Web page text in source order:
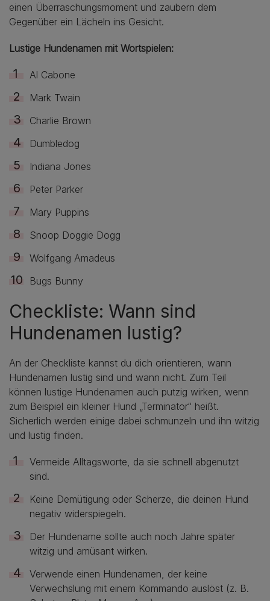
einen Überraschungsmoment und zaubern dem
Gegenüber ein Lächeln ins Gesicht.
Lustige Hundenamen mit Wortspielen:
Al Cabone
Mark Twain
Charlie Brown
Dumbledog
Indiana Jones
Peter Parker
Mary Puppins
Snoop Doggie Dogg
Wolfgang Amadeus
Bugs Bunny
Checkliste: Wann sind
Hundenamen lustig?
An der Checkliste kannst du dich orientieren, wann
Hundenamen lustig sind und wann nicht. Zum Teil
können lustige Hundenamen auch putzig wirken, wenn
zum Beispiel ein kleiner Hund „Terminator“ heißt.
Sicherlich werden einige dabei schmunzeln und ihn witzig
und lustig finden.
Vermeide Alltagsworte, da sie schnell abgenutzt
sind.
Keine Demütigung oder Scherze, die deinen Hund
negativ widerspiegeln.
Der Hundename sollte auch noch Jahre später
witzig und amüsant wirken.
Verwende einen Hundenamen, der keine
Verwechslung mit einem Kommando auslöst (z. B.